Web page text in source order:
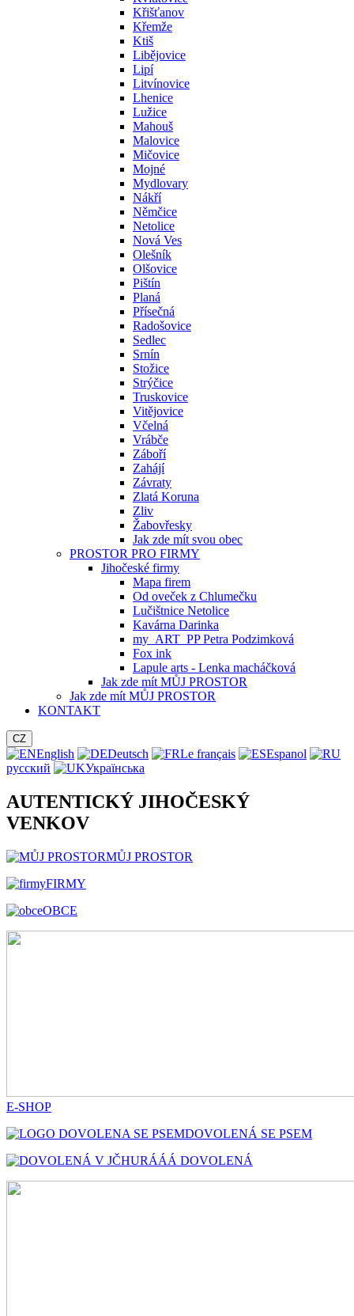
Křišťanov
Křemže
Ktiš
Libějovice
Lipí
Litvínovice
Lhenice
Lužice
Mahouš
Malovice
Mičovice
Mojné
Mydlovary
Nákří
Němčice
Netolice
Nová Ves
Olešník
Olšovice
Pištín
Planá
Přísečná
Radošovice
Sedlec
Srnín
Stožice
Strýčice
Truskovice
Vitějovice
Včelná
Vrábče
Záboří
Zahájí
Závraty
Zlatá Koruna
Zliv
Žabovřesky
Jak zde mít svou obec
PROSTOR PRO FIRMY
Jihočeské firmy
Mapa firem
Od oveček z Chlumečku
Lučištnice Netolice
Kavárna Darinka
my_ART_PP Petra Podzimková
Fox ink
Lapule arts - Lenka macháčková
Jak zde mít MŮJ PROSTOR
Jak zde mít MŮJ PROSTOR
KONTAKT
CZ
English Deutsch Le français
Espanol
русский
Українська
AUTENTICKÝ JIHOČESKÝ
VENKOV
MŮJ PROSTOR
FIRMY
OBCE
E-SHOP
DOVOLENÁ SE PSEM
HURÁÁÁ DOVOLENÁ